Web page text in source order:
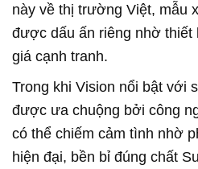
này về thị trường Việt, mẫu
được dấu ấn riêng nhờ thiết
giá cạnh tranh.
Trong khi Vision nổi bật với
được ưa chuộng bởi công
có thể chiếm cảm tình nhờ
hiện đại, bền bỉ đúng chất